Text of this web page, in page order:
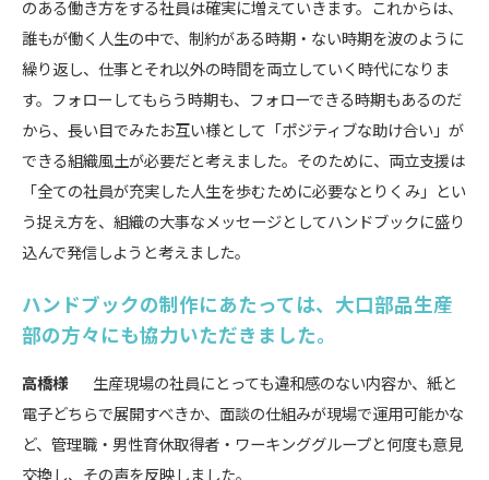
のある働き方をする社員は確実に増えていきます。これからは、
誰もが働く人生の中で、制約がある時期・ない時期を波のように
繰り返し、仕事とそれ以外の時間を両立していく時代になりま
す。フォローしてもらう時期も、フォローできる時期もあるのだ
から、長い目でみたお互い様として「ポジティブな助け合い」が
できる組織風土が必要だと考えました。そのために、両立支援は
「全ての社員が充実した人生を歩むために必要なとりくみ」とい
う捉え方を、組織の大事なメッセージとしてハンドブックに盛り
込んで発信しようと考えました。
ハンドブックの制作にあたっては、大口部品生産
部の方々にも協力いただきました。
高橋様
生産現場の社員にとっても違和感のない内容か、紙と
電子どちらで展開すべきか、面談の仕組みが現場で運用可能かな
ど、管理職・男性育休取得者・ワーキンググループと何度も意見
交換し、その声を反映しました。